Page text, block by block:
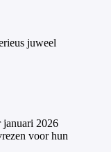
juweel
januari 2026
voor hun